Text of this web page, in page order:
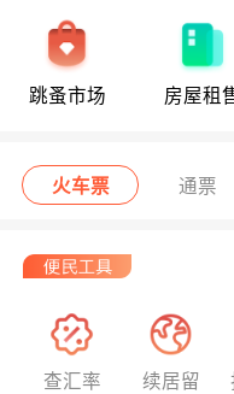
跳蚤市场 房屋租
火车票 通票
查汇率 续居留